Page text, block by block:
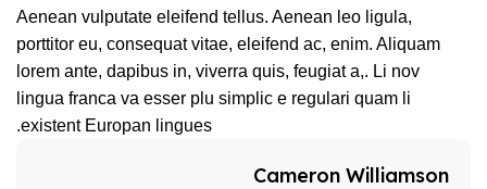
Aenean vulputate eleifend tellus. Aenean leo ligula,
porttitor eu, consequat vitae, eleifend ac, enim. Aliquam
lorem ante, dapibus in, viverra quis, feugiat a,. Li nov
lingua franca va esser plu simplic e regulari quam li
existent Europan lingues.
Cameron Williamson